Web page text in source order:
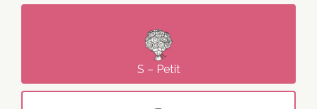
S – Petit